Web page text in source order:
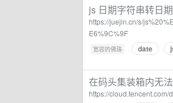
js 日期字符串转日期
https://juejin.cn/s/
E6%9C%9F
宽容的佛珠 · date
在码头集装箱内无
https://cloud.tencent.com/